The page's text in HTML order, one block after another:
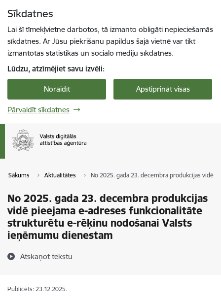
Sīkdatnes
Lai šī tīmekļvietne darbotos, tā izmanto obligāti nepieciešamās
sīkdatnes. Ar Jūsu piekrišanu papildus šajā vietnē var tikt
izmantotas statistikas un sociālo mediju sīkdatnes.
Lūdzu, atzīmējiet savu izvēli:
Noraidīt Apstiprināt visas
Pārvaldīt sīkdatnes
Sākums Aktualitātes No 2025. gada 23. decembra produkcijas vidē
No 2025. gada 23. decembra produkcijas
vidē pieejama e-adreses funkcionalitāte
strukturētu e-rēķinu nodošanai Valsts
ieņēmumu dienestam
Atskaņot tekstu
Publicēts: 23.12.2025.